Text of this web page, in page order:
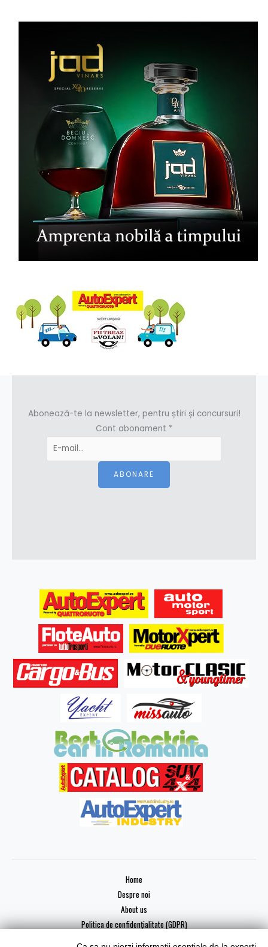
Abonează-te la newsletter, pentru știri și concursuri!
Cont abonament *
ABONARE
Home
Despre noi
About us
Politica de confidențialitate (GDPR)